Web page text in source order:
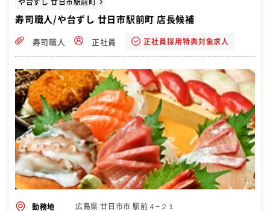
や台ずし 廿日市駅前町
寿司職人/や台ずし 廿日市駅前町 店長候補
寿司職人 正社員 正社員採用特典対象求人
勤務地 広島県 廿日市市 駅前４−２１